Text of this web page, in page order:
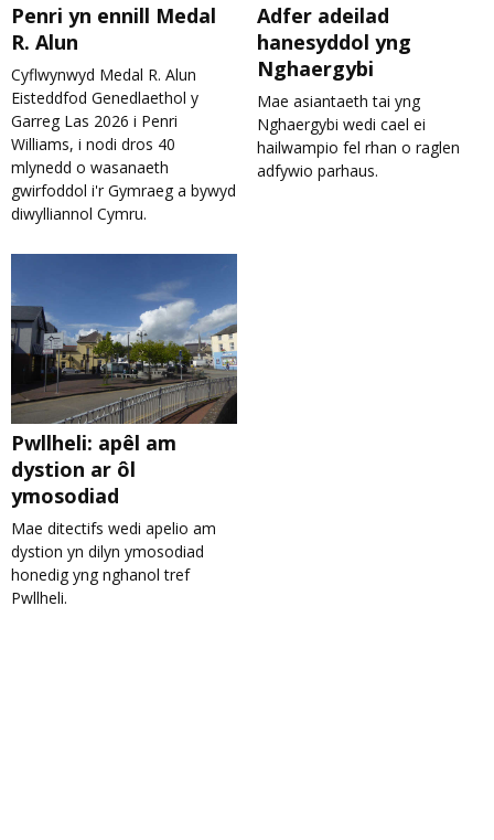
Penri yn ennill Medal
R. Alun
Cyflwynwyd Medal R. Alun
Eisteddfod Genedlaethol y
Garreg Las 2026 i Penri
Williams, i nodi dros 40
mlynedd o wasanaeth
gwirfoddol i'r Gymraeg a bywyd
diwylliannol Cymru.
Adfer adeilad
hanesyddol yng
Nghaergybi
Mae asiantaeth tai yng
Nghaergybi wedi cael ei
hailwampio fel rhan o raglen
adfywio parhaus.
Pwllheli: apêl am
dystion ar ôl
ymosodiad
Mae ditectifs wedi apelio am
dystion yn dilyn ymosodiad
honedig yng nghanol tref
Pwllheli.